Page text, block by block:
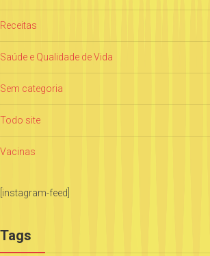
Receitas
Saúde e Qualidade de Vida
Sem categoria
Todo site
Vacinas
[instagram-feed]
Tags